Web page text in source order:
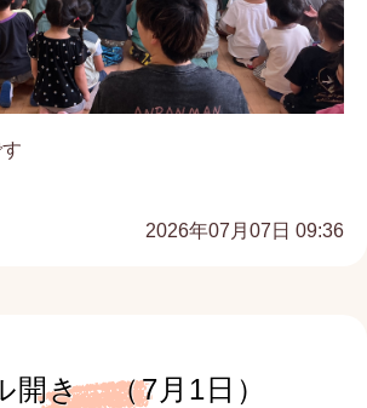
2026年07月07日 09:36
開き （7月1日）